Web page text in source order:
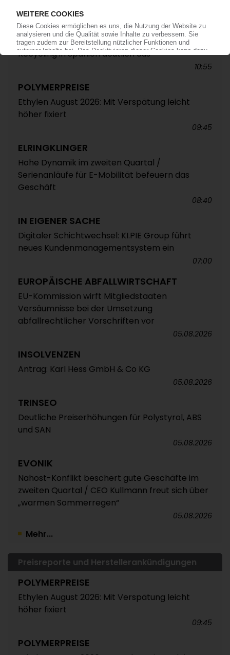
VEOLIA
Französischer Entsorgungskonzern baut PET-
Recycling in Spanien deutlich aus
10:55
POLYMERPREISE
Ethylen August 2026: Mit Verspätung leicht
höher fixiert
09:45
ELRINGKLINGER
Hohe Dynamik im zweiten Quartal /
Serienanläufe für E-Mobilität befeuern das
Geschäft
08:40
IN EIGENER SACHE
Digitaler Schichtwechsel: KI.PIE Group führt
neues Kundenmanagementsystem ein
07:00
EUROPÄISCHE ABFALLWIRTSCHAFT
EU-Kommission wirft Mitgliedstaaten
Versäumnisse bei der Umsetzung
abfallrechtlicher Vorschriften vor
05.08.2026
INSOLVENZEN
Antrag: Karl Hess GmbH & Co KG
05.08.2026
TRINSEO
Deutliche Preiserhöhungen für Polystyrol, ABS
und SAN
05.08.2026
EVONIK
Nahost-Konflikt beschert gute Geschäfte im
zweiten Quartal / CEO Kullmann freut sich über
„warmen Sommerregen“
05.08.2026
Mehr...
Preisreporte und Herstellerankündigungen
POLYMERPREISE
Ethylen August 2026: Mit Verspätung leicht
höher fixiert
09:45
POLYMERPREISE